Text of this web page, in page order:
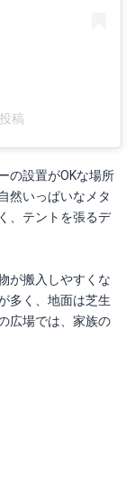
稿
の設置がOKな場所
然いっぱいなメタ
、テントを張るデ
が搬入しやすくな
多く、地面は芝生
広場では、家族の